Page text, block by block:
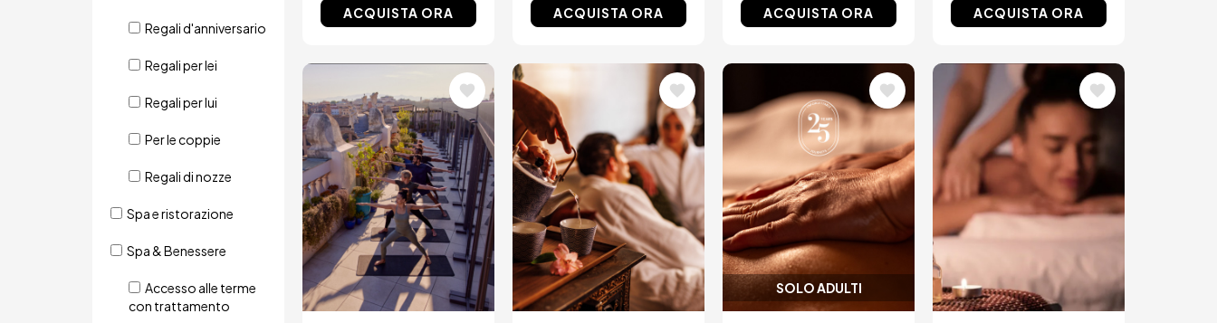
Regali d'anniversario
Regali per lei
Regali per lui
Per le coppie
Regali di nozze
Spa e ristorazione
Spa & Benessere
Accesso alle terme
con trattamento
ACQUISTA ORA ACQUISTA ORA ACQUISTA ORA ACQUISTA ORA
Immagine Immagine
SOLO ADULTI
Immagine Immagine